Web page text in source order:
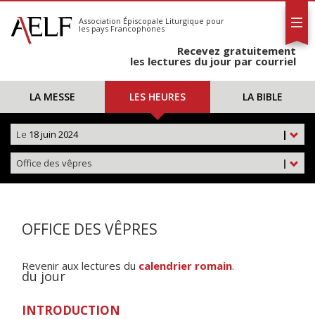
S'abonner
Calendrier
Association Épiscopale Liturgique pour
les pays Francophones
Recevez gratuitement
les lectures du jour par courriel
LA MESSE LES HEURES LA BIBLE
|
Le 18 juin 2024
|
Office des vêpres
OFFICE DES VÊPRES
Revenir aux lectures du calendrier romain.
du jour
INTRODUCTION